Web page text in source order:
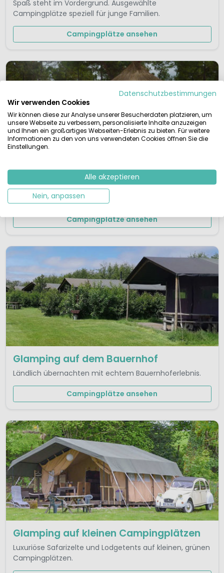
Spaß steht im Vordergrund. Ausgewählte
Campingplätze speziell für junge Familien.
Campingplätze ansehen
Fünf-Sterne-Campingplätze
Luxus und Komfort auf diesen 5-Sterne-
Campingplätzen.
Campingplätze ansehen
Glamping auf dem Bauernhof
Ländlich übernachten mit echtem Bauernhoferlebnis.
Campingplätze ansehen
Glamping auf kleinen Campingplätzen
Luxuriöse Safarizelte und Lodgetents auf kleinen, grünen
Campingplätzen.
Datenschutzbestimmungen
Wir verwenden Cookies
Wir können diese zur Analyse unserer Besucherdaten platzieren, um
unsere Webseite zu verbessern, personalisierte Inhalte anzuzeigen
und Ihnen ein großartiges Webseiten-Erlebnis zu bieten. Für weitere
Informationen zu den von uns verwendeten Cookies öffnen Sie die
Einstellungen.
Alle akzeptieren
Nein, anpassen